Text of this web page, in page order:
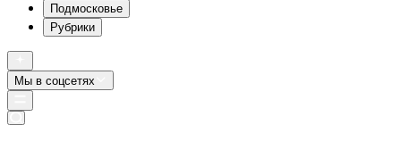
Подмосковье
Рубрики
Мы в соцсетях